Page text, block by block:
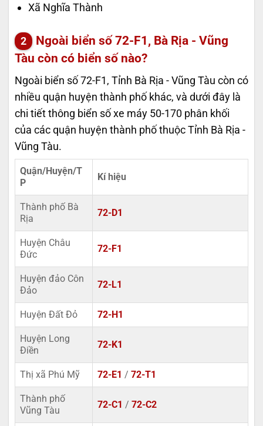
Xã Nghĩa Thành
Ngoài biển số 72-F1, Bà Rịa - Vũng
Tàu còn có biển số nào?
Ngoài biển số 72-F1, Tỉnh Bà Rịa - Vũng Tàu còn có
nhiều quận huyện thành phố khác, và dưới đây là
chi tiết thông biển số xe máy 50-170 phân khối
của các quận huyện thành phố thuộc Tỉnh Bà Rịa -
Vũng Tàu.
Quận/Huyện/T
P
Kí hiệu
Thành phố Bà
Rịa
72-D1
Huyện Châu
Đức
72-F1
Huyện đảo Côn
Đảo
72-L1
Huyện Đất Đỏ 72-H1
Huyện Long
Điền
72-K1
Thị xã Phú Mỹ 72-E1 / 72-T1
Thành phố
Vũng Tàu
72-C1 / 72-C2